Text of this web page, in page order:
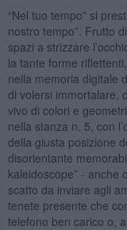
“Nel tuo tempo” si
nostro tempo”. Frutto
spazi a strizzare
la tante forme
nella memoria digitale
di volersi immortalare,
vivo di colori e
nella stanza n. 5, con
della giusta posizione
disorientante
kaleidoscope” - anche
scatto da inviare agli
tenete presente che
telefono ben carico o,